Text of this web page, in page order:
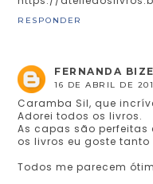
RESPONDER
FERNANDA
16 DE ABRIL DE
Caramba Sil, que
Adorei todos os livros.
As capas são perfeitas
os livros eu goste
Todos me parecem